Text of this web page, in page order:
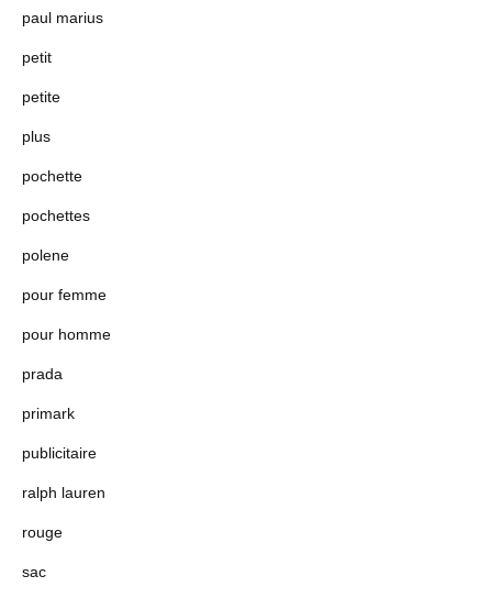
paul marius
petit
petite
plus
pochette
pochettes
polene
pour femme
pour homme
prada
primark
publicitaire
ralph lauren
rouge
sac